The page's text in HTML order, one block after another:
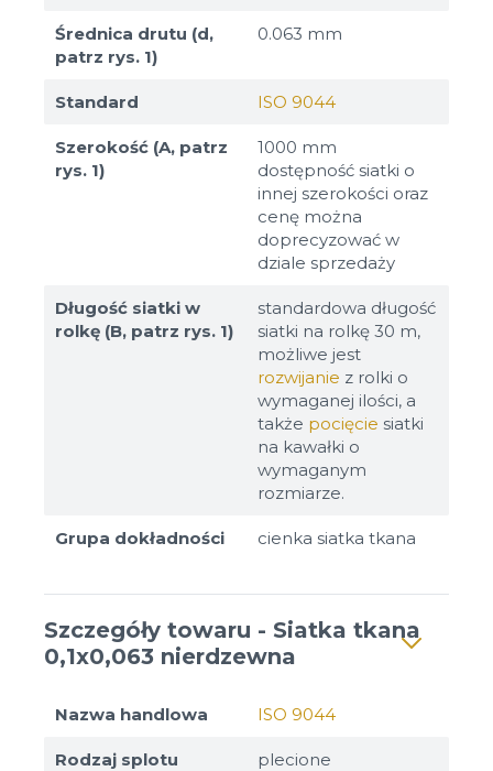
Średnica drutu (d,
patrz rys. 1)
0.063 mm
Standard ISO 9044
Szerokość (A, patrz
rys. 1)
1000 mm
dostępność siatki o
innej szerokości oraz
cenę można
doprecyzować w
dziale sprzedaży
Długość siatki w
rolkę (B, patrz rys. 1)
standardowa długość
siatki na rolkę 30 m,
możliwe jest
rozwijanie z rolki o
wymaganej ilości, a
także pocięcie siatki
na kawałki o
wymaganym
rozmiarze.
Grupa dokładności cienka siatka tkana
Szczegóły towaru - Siatka tkana
0,1x0,063 nierdzewna
Nazwa handlowa ISO 9044
Rodzaj splotu plecione